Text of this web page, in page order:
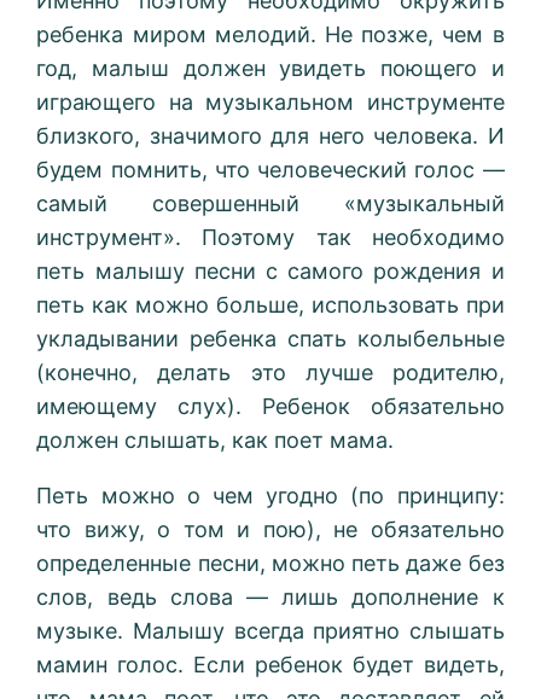
ребенка миром мелодий. Не позже, чем в
год, малыш должен увидеть поющего и
играющего на музыкальном инструменте
близкого, значимого для него человека. И
будем помнить, что человеческий голос —
самый совершенный «музыкальный
инструмент». Поэтому так необходимо
петь малышу песни с самого рождения и
петь как можно больше, использовать при
укладывании ребенка спать колыбельные
(конечно, делать это лучше родителю,
имеющему слух). Ребенок обязательно
должен слышать, как поет мама.
Петь можно о чем угодно (по принципу:
что вижу, о том и пою), не обязательно
определенные песни, можно петь даже без
слов, ведь слова — лишь дополнение к
музыке. Малышу всегда приятно слышать
мамин голос. Если ребенок будет видеть,